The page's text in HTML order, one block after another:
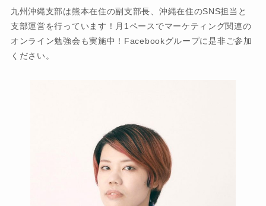
九州沖縄支部は熊本在住の副支部長、沖縄在住のSNS担当と
支部運営を行っています！月1ペースでマーケティング関連の
オンライン勉強会も実施中！Facebookグループに是非ご参加
ください。